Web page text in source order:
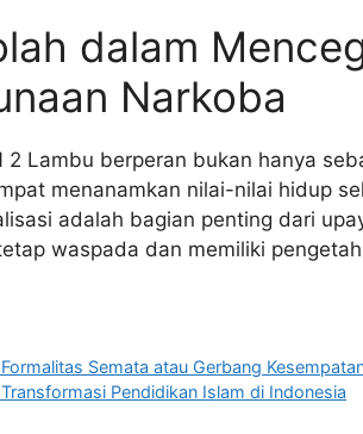
dalam
Narkoba
2 Lambu berperan bukan hanya
menanamkan nilai-nilai hidup
adalah bagian penting dari
waspada dan memiliki
Semata atau Gerbang
Pendidikan Islam di Indonesia